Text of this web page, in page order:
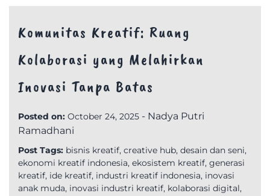
Komunitas Kreatif: Ruang
Kolaborasi yang Melahirkan
Inovasi Tanpa Batas
Posted on: October 24, 2025 - Nadya Putri
Ramadhani
Post Tags: bisnis kreatif, creative hub, desain dan seni,
ekonomi kreatif indonesia, ekosistem kreatif, generasi
kreatif, ide kreatif, industri kreatif indonesia, inovasi
anak muda, inovasi industri kreatif, kolaborasi digital,